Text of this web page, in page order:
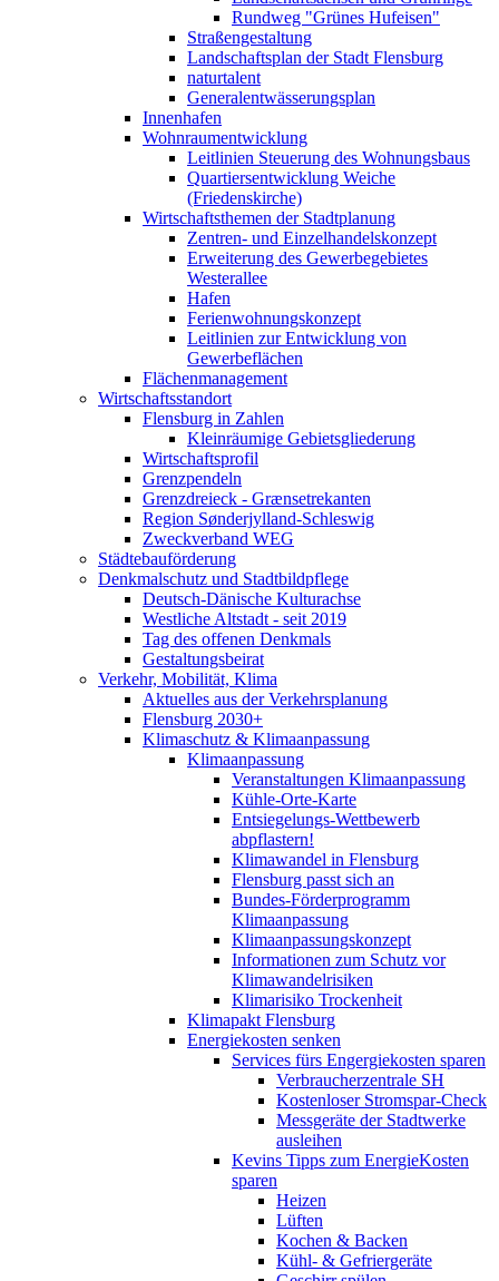
Rundweg "Grünes Hufeisen"
Straßengestaltung
Landschaftsplan der Stadt Flensburg
naturtalent
Generalentwässerungsplan
Innenhafen
Wohnraumentwicklung
Leitlinien Steuerung des Wohnungsbaus
Quartiersentwicklung Weiche
(Friedenskirche)
Wirtschaftsthemen der Stadtplanung
Zentren- und Einzelhandelskonzept
Erweiterung des Gewerbegebietes
Westerallee
Hafen
Ferienwohnungskonzept
Leitlinien zur Entwicklung von
Gewerbeflächen
Flächenmanagement
Wirtschaftsstandort
Flensburg in Zahlen
Kleinräumige Gebietsgliederung
Wirtschaftsprofil
Grenzpendeln
Grenzdreieck - Grænsetrekanten
Region Sønderjylland-Schleswig
Zweckverband WEG
Städtebauförderung
Denkmalschutz und Stadtbildpflege
Deutsch-Dänische Kulturachse
Westliche Altstadt - seit 2019
Tag des offenen Denkmals
Gestaltungsbeirat
Verkehr, Mobilität, Klima
Aktuelles aus der Verkehrsplanung
Flensburg 2030+
Klimaschutz & Klimaanpassung
Klimaanpassung
Veranstaltungen Klimaanpassung
Kühle-Orte-Karte
Entsiegelungs-Wettbewerb
abpflastern!
Klimawandel in Flensburg
Flensburg passt sich an
Bundes-Förderprogramm
Klimaanpassung
Klimaanpassungskonzept
Informationen zum Schutz vor
Klimawandelrisiken
Klimarisiko Trockenheit
Klimapakt Flensburg
Energiekosten senken
Services fürs Engergiekosten sparen
Verbraucherzentrale SH
Kostenloser Stromspar-Check
Messgeräte der Stadtwerke
ausleihen
Kevins Tipps zum EnergieKosten
sparen
Heizen
Lüften
Kochen & Backen
Kühl- & Gefriergeräte